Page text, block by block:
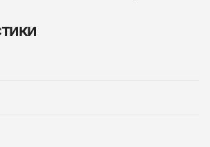
часыданные и мы свяжемся